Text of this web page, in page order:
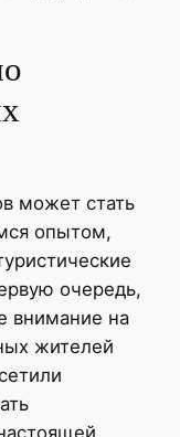
может стать
опытом,
очередь,
внимание на
жителей